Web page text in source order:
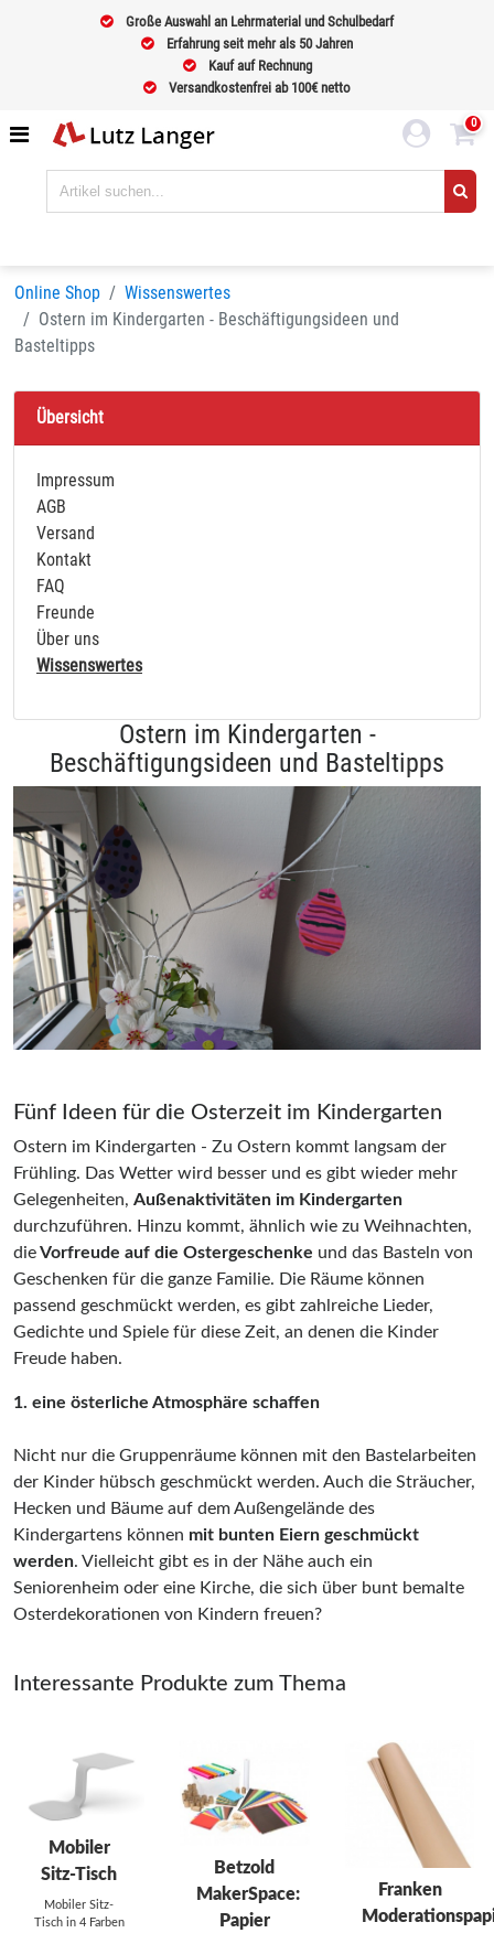
Große Auswahl an Lehrmaterial und Schulbedarf
Erfahrung seit mehr als 50 Jahren
Kauf auf Rechnung
Versandkostenfrei ab 100€ netto
0
Online Shop
Wissenswertes
Ostern im Kindergarten - Beschäftigungsideen und
Basteltipps
Übersicht
Impressum
AGB
Versand
Kontakt
FAQ
Freunde
Über uns
Wissenswertes
Ostern im Kindergarten -
Beschäftigungsideen und Basteltipps
Fünf Ideen für die Osterzeit im Kindergarten
Ostern im Kindergarten - Zu Ostern kommt langsam der
Frühling. Das Wetter wird besser und es gibt wieder mehr
Gelegenheiten, Außenaktivitäten im Kindergarten
durchzuführen. Hinzu kommt, ähnlich wie zu Weihnachten,
dieVorfreude auf die Ostergeschenke und das Basteln von
Geschenken für die ganze Familie. Die Räume können
passend geschmückt werden, es gibt zahlreiche Lieder,
Gedichte und Spiele für diese Zeit, an denen die Kinder
Freude haben.
1. eine österliche Atmosphäre schaffen
Nicht nur die Gruppenräume können mit den Bastelarbeiten
der Kinder hübsch geschmückt werden. Auch die Sträucher,
Hecken und Bäume auf dem Außengelände des
Kindergartens können mit bunten Eiern geschmückt
werden. Vielleicht gibt es in der Nähe auch ein
Seniorenheim oder eine Kirche, die sich über bunt bemalte
Osterdekorationen von Kindern freuen?
Interessante Produkte zum Thema
Mobiler
Sitz-Tisch
Mobiler Sitz-
Tisch in 4 Farben
Betzold
MakerSpace:
Papier
Franken